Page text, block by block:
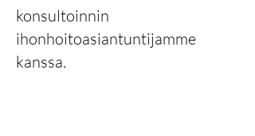
konsultoinnin
ihonhoitoasiantuntijamme
kanssa.